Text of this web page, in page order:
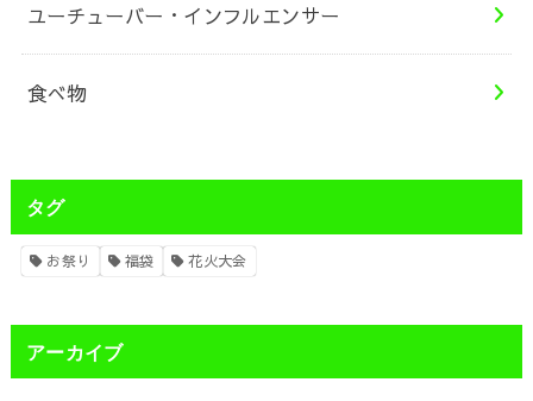
ユーチューバー・インフルエンサー
食べ物
タグ
お祭り 福袋 花火大会
アーカイブ